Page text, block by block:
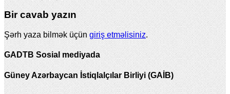
Bir cavab yazın
Şərh yaza bilmək üçüngiriş etməlisiniz.
GADTB Sosial mediyada
Güney Azərbaycan İstiqlalçılar Birliyi (GAİB)